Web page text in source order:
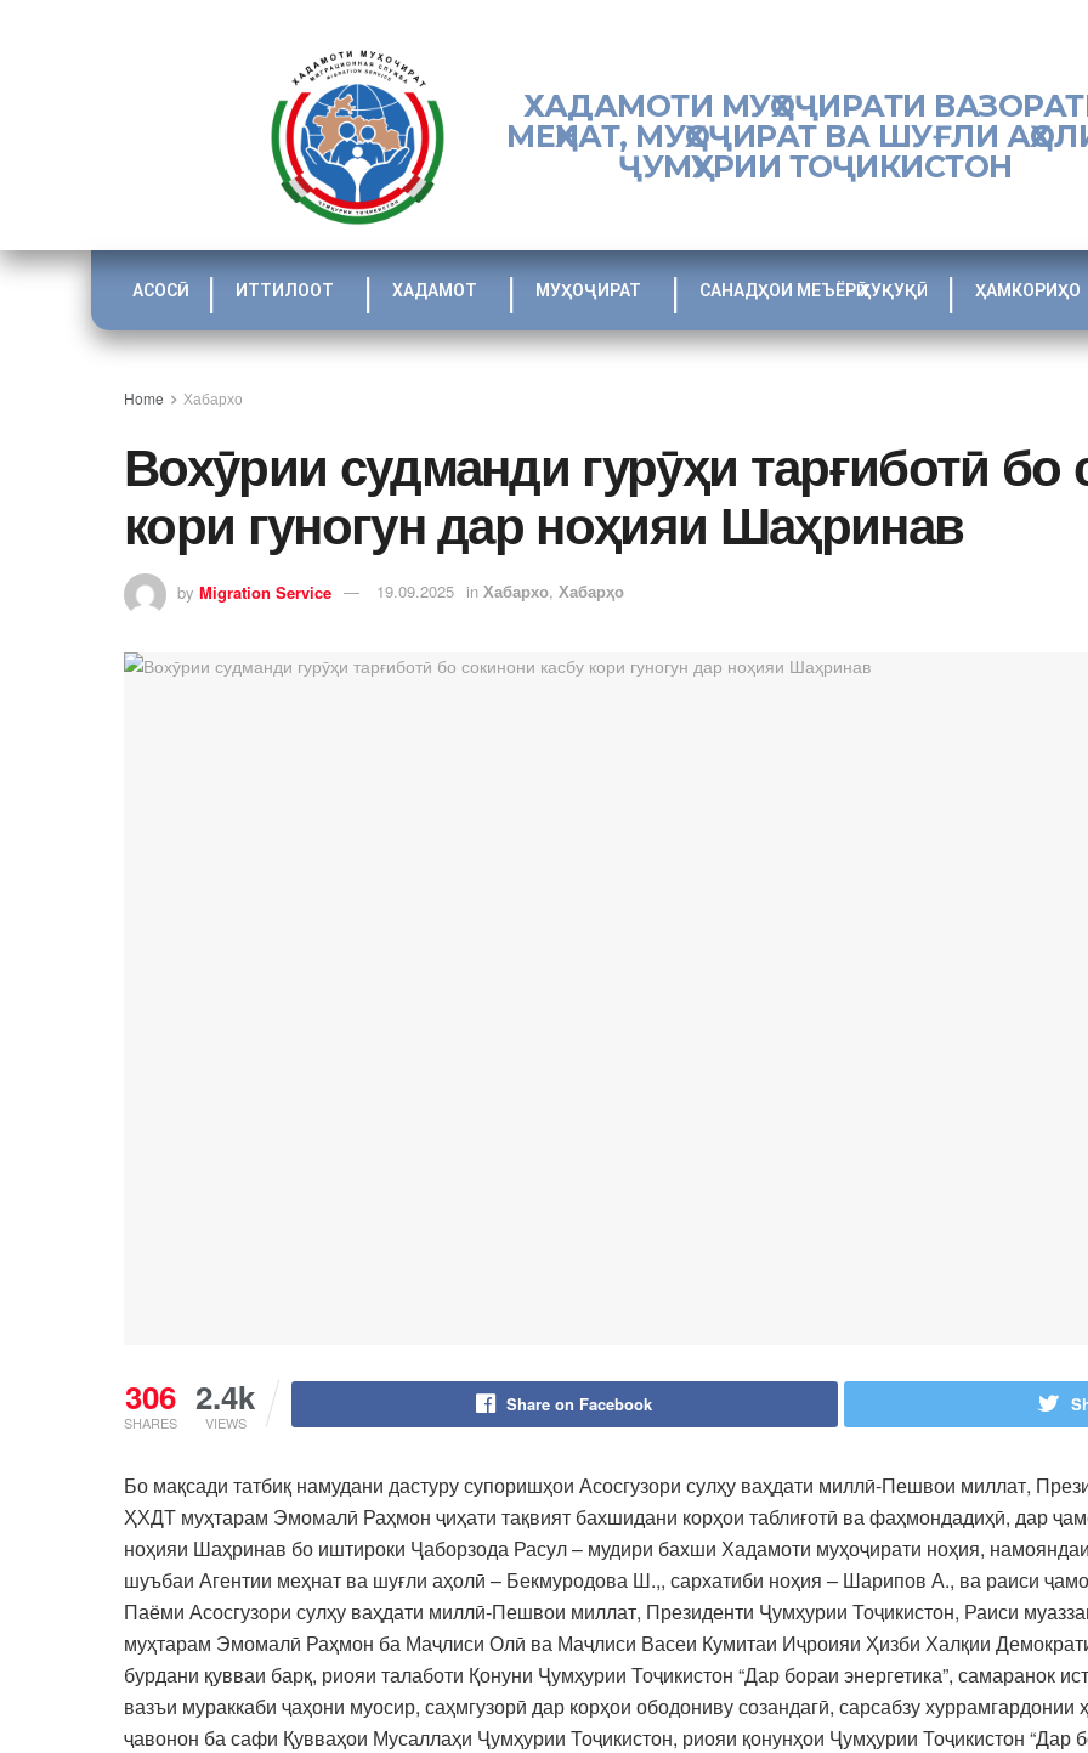
ХАДАМОТИ МУҲОҶИРАТИ
МЕҲНАТ, МУҲОҶИРАТ ВА ШУҒЛИ
ҶУМҲУРИИ ТОҶИКИСТОН
АСОСӢ ИТТИЛООТ ХАДАМОТ МУҲОҶИРАТ САНАДҲОИ МЕЪЁРӢ ҲУҚУҚӢ ҲАМКОРИҲО
Home Хабархо
Вохӯрии судманди гурӯҳи тарғиботӣ бо
кори гуногун дар ноҳияи Шаҳринав
by Migration Service 19.09.2025 in Хабархо, Хабарҳо
306
SHARES
2.4k
VIEWS
Share on Facebook
Бо мақсади татбиқ намудани дастуру супоришҳои Асосгузори сулҳу ваҳдати миллӣ-Пешвои миллат,
ҲХДТ муҳтарам Эмомалӣ Раҳмон ҷиҳати тақвият бахшидани корҳои таблиғотӣ ва фаҳмондадиҳӣ, дар
ноҳияи Шаҳринав бо иштироки Ҷаборзода Расул – мудири бахши Хадамоти муҳоҷирати ноҳия,
шуъбаи Агентии меҳнат ва шуғли аҳолӣ – Бекмуродова Ш.,, сархатиби ноҳия – Шарипов А., ва раиси
Паёми Асосгузори сулҳу ваҳдати миллӣ-Пешвои миллат, Президенти Ҷумҳурии Тоҷикистон, Раиси
муҳтарам Эмомалӣ Раҳмон ба Маҷлиси Олӣ ва Маҷлиси Васеи Кумитаи Иҷроияи Ҳизби Халқии
бурдани қувваи барқ, риояи талаботи Қонуни Ҷумҳурии Тоҷикистон “Дар бораи энергетика”, самаранок
вазъи мураккаби ҷаҳони муосир, саҳмгузорӣ дар корҳои ободониву созандагӣ, сарсабзу
ҷавонон ба сафи Қувваҳои Мусаллаҳи Ҷумҳурии Тоҷикистон, риояи қонунҳои Ҷумҳурии Тоҷикистон